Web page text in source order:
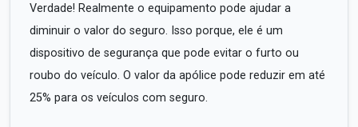
Verdade! Realmente o equipamento pode ajudar a
diminuir o valor do seguro. Isso porque, ele é um
dispositivo de segurança que pode evitar o furto ou
roubo do veículo. O valor da apólice pode reduzir em até
25% para os veículos com seguro.